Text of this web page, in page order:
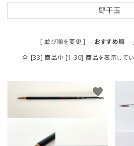
野干玉
[ 並び順を変更 ] - おすすめ順 -
全 [33] 商品中 [1-30] 商品を表示してい
favorite